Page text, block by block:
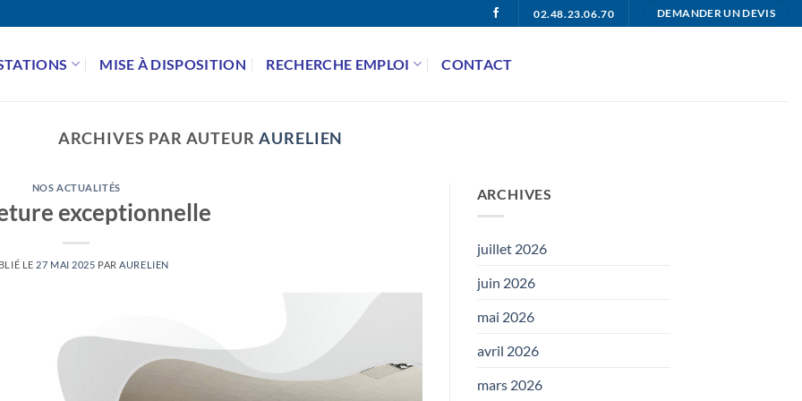
02.48.23.06.70 DEMANDER UN DEVIS
MISE À DISPOSITION RECHERCHE EMPLOI CONTACT
ARCHIVES PAR AUTEURAURELIEN
NOS ACTUALITÉS
exceptionnelle
LE 27 MAI 2025 PARAURELIEN
ARCHIVES
juillet 2026
juin 2026
mai 2026
avril 2026
mars 2026